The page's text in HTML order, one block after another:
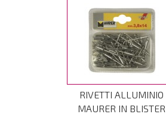
RIVETTI ALLUMINIO
MAURER IN BLISTER